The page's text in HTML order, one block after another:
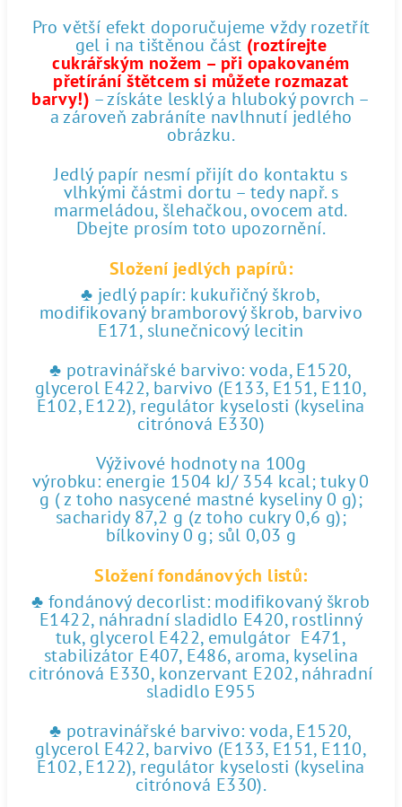
Pro větší efekt doporučujeme vždy rozetřít
gel i na tištěnou část (roztírejte
cukrářským nožem – při opakovaném
přetírání štětcem si můžete rozmazat
barvy!) – získáte lesklý a hluboký povrch –
a zároveň zabráníte navlhnutí jedlého
obrázku.
Jedlý papír nesmí přijít do kontaktu s
vlhkými částmi dortu – tedy např. s
marmeládou, šlehačkou, ovocem atd.
Dbejte prosím toto upozornění.
Složení jedlých papírů:
♣ jedlý papír: kukuřičný škrob,
modifikovaný bramborový škrob, barvivo
E171, slunečnicový lecitin
♣ potravinářské barvivo: voda, E1520,
glycerol E422, barvivo (E133, E151, E110,
E102, E122), regulátor kyselosti (kyselina
citrónová E330)
Výživové hodnoty na 100g
výrobku: energie 1504 kJ/ 354 kcal; tuky 0
g ( z toho nasycené mastné kyseliny 0 g);
sacharidy 87,2 g (z toho cukry 0,6 g);
bílkoviny 0 g; sůl 0,03 g
Složení fondánových listů:
♣ fondánový decorlist: modifikovaný škrob
E1422, náhradní sladidlo E420, rostlinný
tuk, glycerol E422, emulgátor E471,
stabilizátor E407, E486, aroma, kyselina
citrónová E330, konzervant E202, náhradní
sladidlo E955
♣ potravinářské barvivo: voda, E1520,
glycerol E422, barvivo (E133, E151, E110,
E102, E122), regulátor kyselosti (kyselina
citrónová E330).